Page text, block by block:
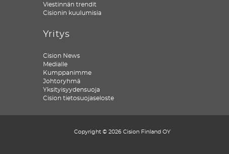
Viestinnän trendit
Cisionin kuulumisia
Yritys
Cision News
Medialle
Kumppanimme
Johtoryhmä
Yksityisyydensuoja
Cision tietosuojaseloste
Copyright © 2026 Cision Finland OY